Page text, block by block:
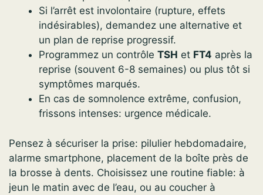
Si l’arrêt est involontaire (rupture, effets
indésirables), demandez une alternative et
un plan de reprise progressif.
Programmez un contrôle TSH et FT4 après la
reprise (souvent 6-8 semaines) ou plus tôt si
symptômes marqués.
En cas de somnolence extrême, confusion,
frissons intenses: urgence médicale.
Pensez à sécuriser la prise: pilulier hebdomadaire,
alarme smartphone, placement de la boîte près de
la brosse à dents. Choisissez une routine fiable: à
jeun le matin avec de l’eau, ou au coucher à